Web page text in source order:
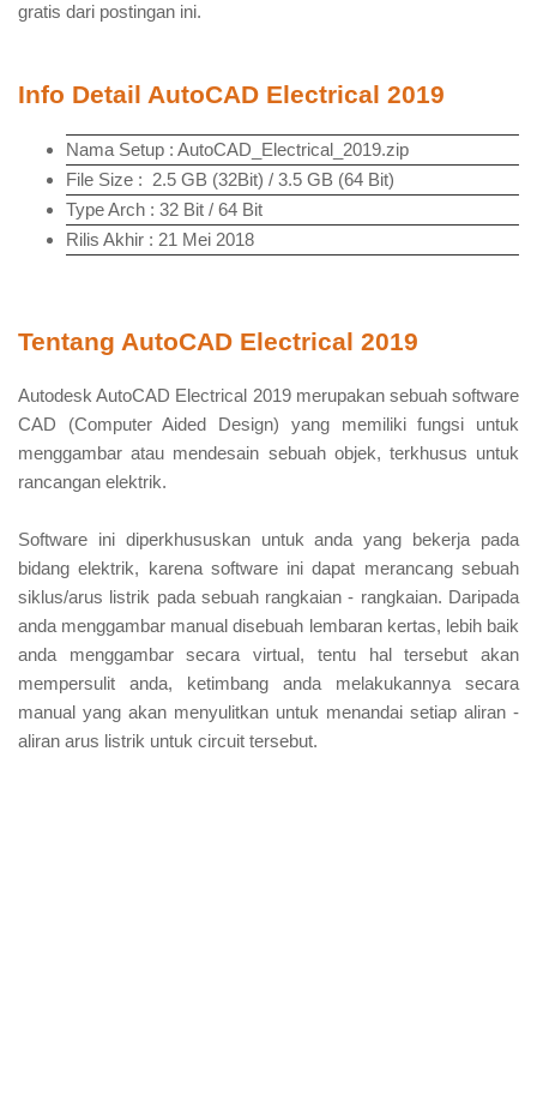
gratis dari postingan ini.
Info Detail AutoCAD Electrical 2019
Nama Setup : AutoCAD_Electrical_2019.zip
File Size : 2.5 GB (32Bit) / 3.5 GB (64 Bit)
Type Arch : 32 Bit / 64 Bit
Rilis Akhir : 21 Mei 2018
Tentang AutoCAD Electrical 2019
Autodesk AutoCAD Electrical 2019 merupakan sebuah software
CAD (Computer Aided Design) yang memiliki fungsi untuk
menggambar atau mendesain sebuah objek, terkhusus untuk
rancangan elektrik.
Software ini diperkhususkan untuk anda yang bekerja pada
bidang elektrik, karena software ini dapat merancang sebuah
siklus/arus listrik pada sebuah rangkaian - rangkaian. Daripada
anda menggambar manual disebuah lembaran kertas, lebih baik
anda menggambar secara virtual, tentu hal tersebut akan
mempersulit anda, ketimbang anda melakukannya secara
manual yang akan menyulitkan untuk menandai setiap aliran -
aliran arus listrik untuk circuit tersebut.